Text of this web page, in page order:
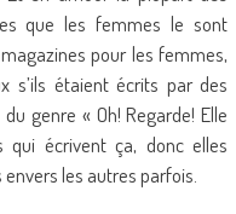
que les femmes le sont
pour les femmes,
s’ils étaient écrits par des
genre « Oh! Regarde! Elle
écrivent ça, donc elles
les autres parfois.